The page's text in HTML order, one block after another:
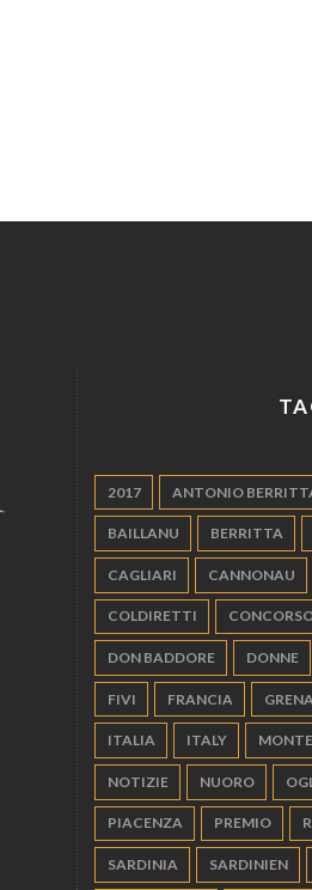
2017 ANTONIO
BAILLANU BERRITTA
CAGLIARI CANNONAU
COLDIRETTI
DON BADDORE DONNE
FIVI FRANCIA
ITALIA ITALY
NOTIZIE NUORO
PIACENZA PREMIO
SARDINIA SARDINIEN